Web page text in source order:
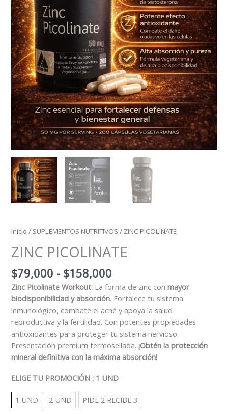
Inicio / SUPLEMENTOS NUTRITIVOS / ZINC PICOLINATE
ZINC PICOLINATE
$79,000 - $158,000
Zinc Picolinate Workout: La forma de zinc conmayor
biodisponibilidad y absorción. Fortalece tu sistema
inmunológico, combate el acné y apoya la salud
reproductiva y la fertilidad. Con potentes propiedades
antioxidantes para proteger tu sistema nervioso.
Presentación premium termosellada.¡Obtén la protección
mineral definitiva con la máxima absorción!
ELIGE TU PROMOCIÓN : 1 UND
1 UND 2 UND PIDE 2 RECIBE 3